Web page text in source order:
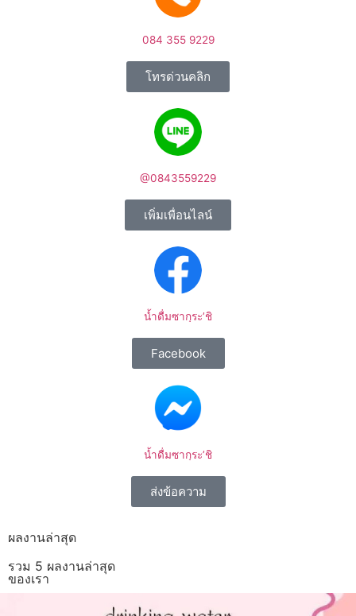
084 355 9229
โทรด่วนคลิก
@0843559229
เพิ่มเพื่อนไลน์
น้ำดื่มซากุระ’ชิ
Facebook
น้ำดื่มซากุระ’ชิ
ส่งข้อความ
ผลงานล่าสุด
รวม 5 ผลงานล่าสุด
ของเรา